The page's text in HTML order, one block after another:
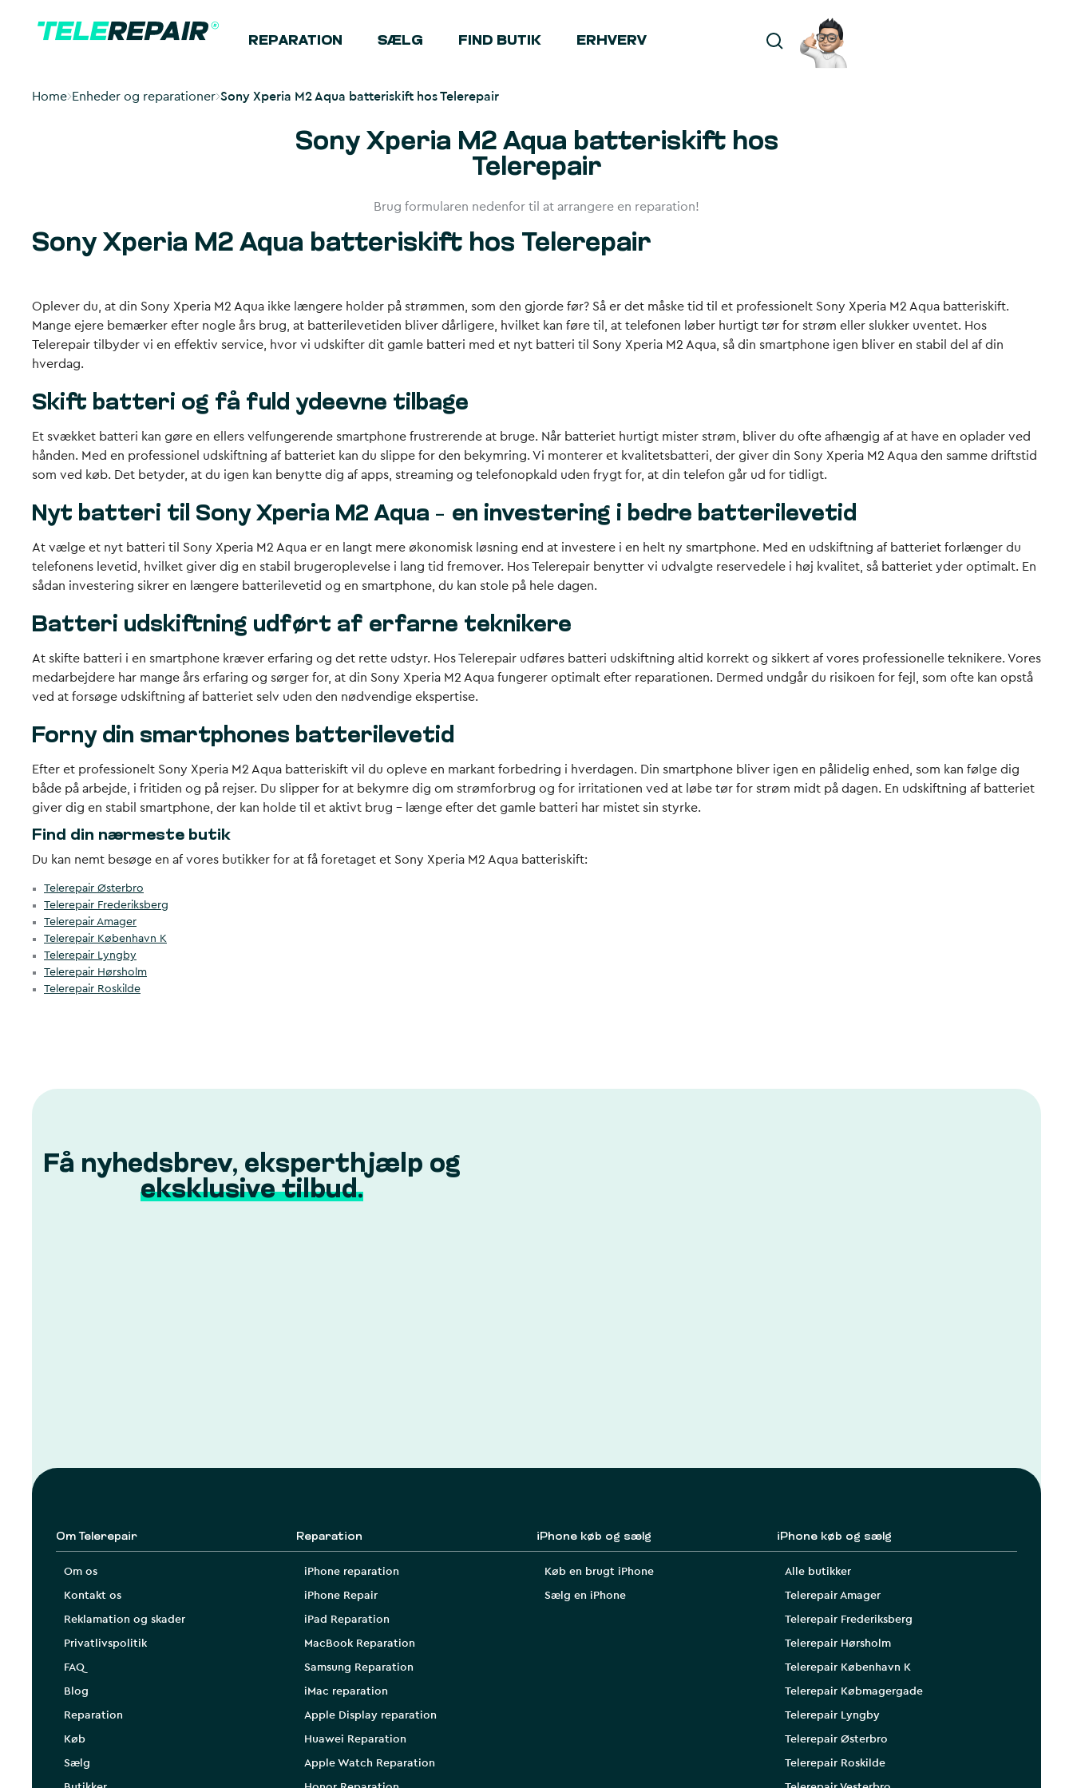
REPARATION SÆLG FIND BUTIK ERHVERV
Home Enheder og reparationer Sony Xperia M2 Aqua batteriskift hos Telerepair
Sony Xperia M2 Aqua batteriskift hos
Telerepair
Brug formularen nedenfor til at arrangere en reparation!
Sony Xperia M2 Aqua batteriskift hos Telerepair
Oplever du, at din Sony Xperia M2 Aqua ikke længere holder på strømmen, som den gjorde før? Så er det måske tid til et professionelt Sony Xperia M2 Aqua batteriskift.
Mange ejere bemærker efter nogle års brug, at batterilevetiden bliver dårligere, hvilket kan føre til, at telefonen løber hurtigt tør for strøm eller slukker uventet. Hos
Telerepair tilbyder vi en effektiv service, hvor vi udskifter dit gamle batteri med et nyt batteri til Sony Xperia M2 Aqua, så din smartphone igen bliver en stabil del af din
hverdag.
Skift batteri og få fuld ydeevne tilbage
Et svækket batteri kan gøre en ellers velfungerende smartphone frustrerende at bruge. Når batteriet hurtigt mister strøm, bliver du ofte afhængig af at have en oplader ved
hånden. Med en professionel udskiftning af batteriet kan du slippe for den bekymring. Vi monterer et kvalitetsbatteri, der giver din Sony Xperia M2 Aqua den samme driftstid
som ved køb. Det betyder, at du igen kan benytte dig af apps, streaming og telefonopkald uden frygt for, at din telefon går ud for tidligt.
Nyt batteri til Sony Xperia M2 Aqua – en investering i bedre batterilevetid
At vælge et nyt batteri til Sony Xperia M2 Aqua er en langt mere økonomisk løsning end at investere i en helt ny smartphone. Med en udskiftning af batteriet forlænger du
telefonens levetid, hvilket giver dig en stabil brugeroplevelse i lang tid fremover. Hos Telerepair benytter vi udvalgte reservedele i høj kvalitet, så batteriet yder optimalt. En
sådan investering sikrer en længere batterilevetid og en smartphone, du kan stole på hele dagen.
Batteri udskiftning udført af erfarne teknikere
At skifte batteri i en smartphone kræver erfaring og det rette udstyr. Hos Telerepair udføres batteri udskiftning altid korrekt og sikkert af vores professionelle teknikere. Vores
medarbejdere har mange års erfaring og sørger for, at din Sony Xperia M2 Aqua fungerer optimalt efter reparationen. Dermed undgår du risikoen for fejl, som ofte kan opstå
ved at forsøge udskiftning af batteriet selv uden den nødvendige ekspertise.
Forny din smartphones batterilevetid
Efter et professionelt Sony Xperia M2 Aqua batteriskift vil du opleve en markant forbedring i hverdagen. Din smartphone bliver igen en pålidelig enhed, som kan følge dig
både på arbejde, i fritiden og på rejser. Du slipper for at bekymre dig om strømforbrug og for irritationen ved at løbe tør for strøm midt på dagen. En udskiftning af batteriet
giver dig en stabil smartphone, der kan holde til et aktivt brug – længe efter det gamle batteri har mistet sin styrke.
Find din nærmeste butik
Du kan nemt besøge en af vores butikker for at få foretaget et Sony Xperia M2 Aqua batteriskift:
Telerepair Østerbro
Telerepair Frederiksberg
Telerepair Amager
Telerepair København K
Telerepair Lyngby
Telerepair Hørsholm
Telerepair Roskilde
Få nyhedsbrev, eksperthjælp og
eksklusive tilbud.
Om Telerepair
Om os
Kontakt os
Reklamation og skader
Privatlivspolitik
FAQ
Blog
Reparation
Køb
Sælg
Reparation
iPhone reparation
iPhone Repair
iPad Reparation
MacBook Reparation
Samsung Reparation
iMac reparation
Apple Display reparation
Huawei Reparation
Apple Watch Reparation
iPhone køb og sælg
Køb en brugt iPhone
Sælg en iPhone
iPhone køb og sælg
Alle butikker
Telerepair Amager
Telerepair Frederiksberg
Telerepair Hørsholm
Telerepair København K
Telerepair Købmagergade
Telerepair Lyngby
Telerepair Østerbro
Telerepair Roskilde